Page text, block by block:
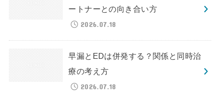
ートナーとの向き合い方
2026.07.18
早漏とEDは併発する？関係と同時治
療の考え方
2026.07.18